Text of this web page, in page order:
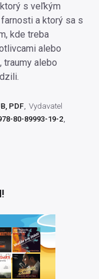
s veľkým
a ktorý sa s
kde treba
alebo
traumy alebo
PDF Vydavatel
80-89993-19-2